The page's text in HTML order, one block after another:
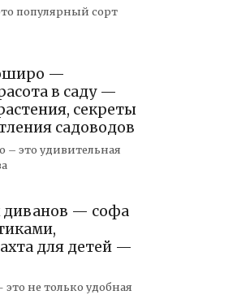
популярный сорт
—
в саду —
секреты
садоводов
это удивительная
диванов — софа
для детей —
не только удобная